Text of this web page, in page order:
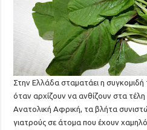
Στην Ελλάδα σταματάει η
όταν αρχίζουν να ανθίζουν στα
Ανατολική Αφρική, τα βλήτα
γιατρούς σε άτομα που έχουν